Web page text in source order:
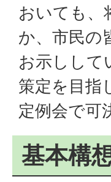
おいても、
か、市民の
お示しして
策定を目指
定例会で可
基本構